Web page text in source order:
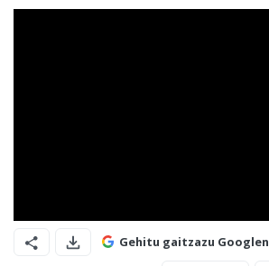
Gehitu gaitzazu Googlen